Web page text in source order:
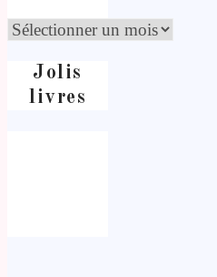
Jolis
livres